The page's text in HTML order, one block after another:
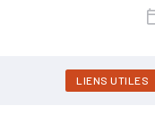
LIENS UTILES